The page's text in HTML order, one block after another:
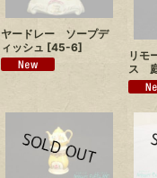
ヤードレー ソープデ
ィッシュ [45-6]
リモ
ス